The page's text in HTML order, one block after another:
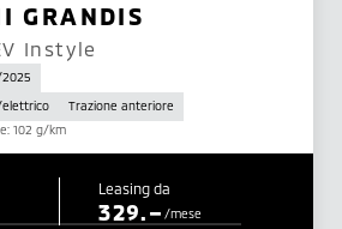
GRANDIS
Instyle
2025
elettrico
Trazione anteriore
102 g/km
Leasing da
329.– /mese